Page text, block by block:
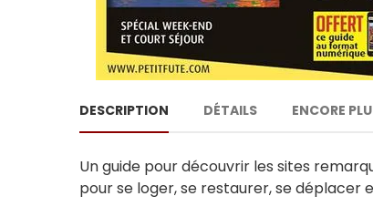
DESCRIPTION DÉTAILS ENCORE
Un guide pour découvrir les sites
pour se loger, se restaurer, se déplacer